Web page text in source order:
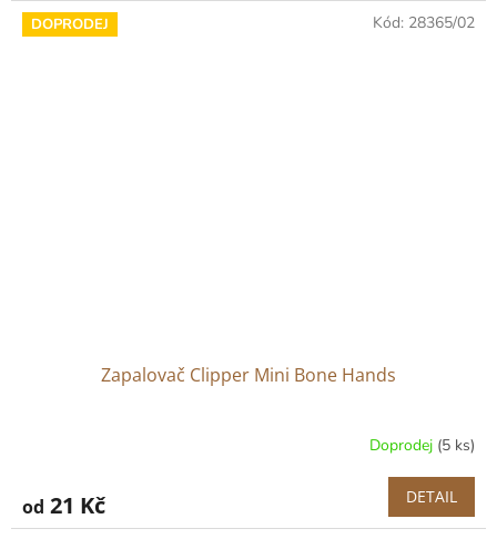
DOPRODEJ
Zapalovač Clipper Mini Bone Hands
Doprodej (5 ks)
od 21 Kč DETAIL
Kód: 28365/02